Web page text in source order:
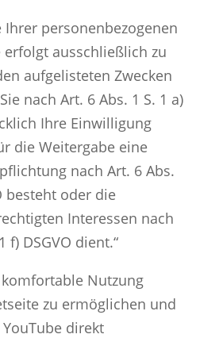
Ihrer personenbezogenen
erfolgt ausschließlich zu
aufgelisteten Zwecken
nach Art. 6 Abs. 1 S. 1 a)
Ihre Einwilligung
die Weitergabe eine
nach Art. 6 Abs.
besteht oder die
Interessen nach
f) DSGVO dient.“
Nutzung
zu ermöglichen und
direkt